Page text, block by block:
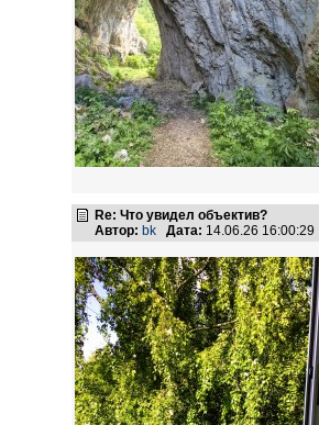
Re: Что увидел объектив?
Автор: bk Дата: 14.06.26